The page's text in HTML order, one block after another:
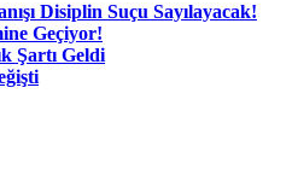
Disiplin Suçu Sayılayacak!
Geçiyor!
Şartı Geldi